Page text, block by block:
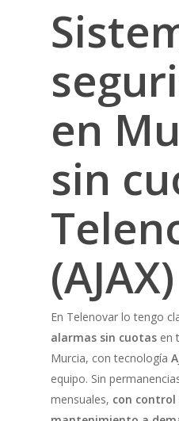
en
sin
(AJAX)
En Telenovar lo tengo
alarmas sin cuotas en
Murcia, con tecnología
equipo. Sin
mensuales, con